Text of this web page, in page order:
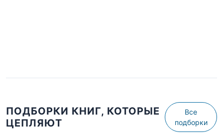
ПОДБОРКИ КНИГ, КОТОРЫЕ
ЦЕПЛЯЮТ
Все
подборки